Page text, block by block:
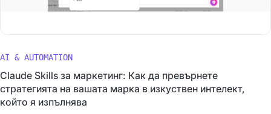
AI & AUTOMATION
Claude Skills за маркетинг: Как да превърнете
стратегията на вашата марка в изкуствен интелект,
който я изпълнява